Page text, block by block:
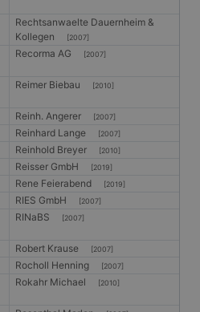
Rechtsanwaelte Dauernheim &
Kollegen
[2007]
Recorma AG [2007]
Reimer Biebau [2010]
Reinh. Angerer [2007]
Reinhard Lange [2007]
Reinhold Breyer [2010]
Reisser GmbH [2019]
Rene Feierabend [2019]
RIES GmbH [2007]
RINaBS [2007]
Robert Krause [2007]
Rocholl Henning [2007]
Rokahr Michael [2010]